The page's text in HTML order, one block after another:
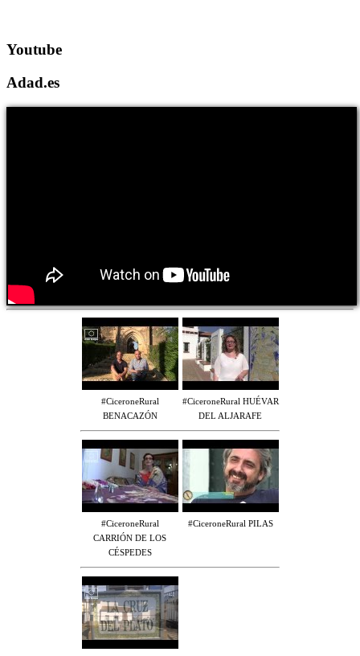
Youtube
Adad.es
#CiceroneRural
BENACAZÓN
#CiceroneRural HUÉVAR
DEL ALJARAFE
#CiceroneRural
CARRIÓN DE LOS
CÉSPEDES
#CiceroneRural PILAS